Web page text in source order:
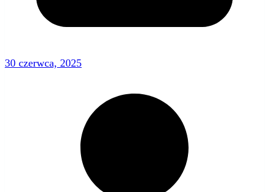
30 czerwca, 2025